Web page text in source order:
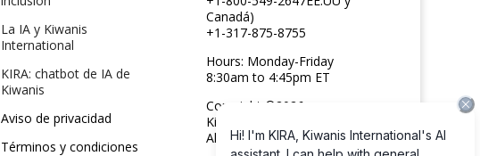
La IA y Kiwanis
International
KIRA: chatbot de IA de
Kiwanis
Aviso de privacidad
Términos y condiciones
Canadá)
+1-317-875-8755
Hours: Monday-Friday
8:30am to 4:45pm ET
Copyright ©2026
Kiwanis International
All rights reserved